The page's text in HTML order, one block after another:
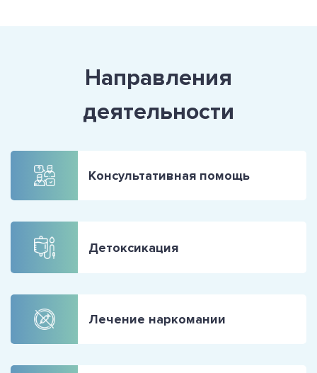
Направления
деятельности
Консультативная помощь
Детоксикация
Лечение наркомании